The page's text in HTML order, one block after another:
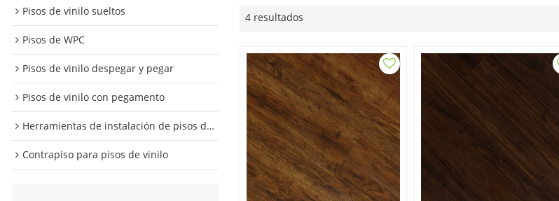
Pisos de vinilo sueltos
Pisos de WPC
Pisos de vinilo despegar y pegar
Pisos de vinilo con pegamento
Herramientas de instalación de pisos de vinilo
Contrapiso para pisos de vinilo
4 resultados